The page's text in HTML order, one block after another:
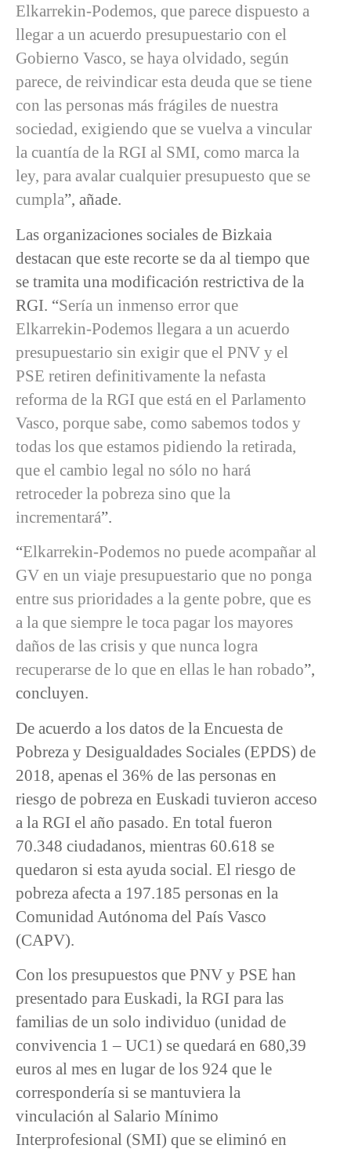
Elkarrekin-Podemos, que parece dispuesto a
llegar a un acuerdo presupuestario con el
Gobierno Vasco, se haya olvidado, según
parece, de reivindicar esta deuda que se tiene
con las personas más frágiles de nuestra
sociedad, exigiendo que se vuelva a vincular
la cuantía de la RGI al SMI, como marca la
ley, para avalar cualquier presupuesto que se
cumpla”, añade.
Las organizaciones sociales de Bizkaia
destacan que este recorte se da al tiempo que
se tramita una modificación restrictiva de la
RGI. “Sería un inmenso error que
Elkarrekin-Podemos llegara a un acuerdo
presupuestario sin exigir que el PNV y el
PSE retiren definitivamente la nefasta
reforma de la RGI que está en el Parlamento
Vasco, porque sabe, como sabemos todos y
todas los que estamos pidiendo la retirada,
que el cambio legal no sólo no hará
retroceder la pobreza sino que la
incrementará”.
“Elkarrekin-Podemos no puede acompañar al
GV en un viaje presupuestario que no ponga
entre sus prioridades a la gente pobre, que es
a la que siempre le toca pagar los mayores
daños de las crisis y que nunca logra
recuperarse de lo que en ellas le han robado”,
concluyen.
De acuerdo a los datos de la Encuesta de
Pobreza y Desigualdades Sociales (EPDS) de
2018, apenas el 36% de las personas en
riesgo de pobreza en Euskadi tuvieron acceso
a la RGI el año pasado. En total fueron
70.348 ciudadanos, mientras 60.618 se
quedaron si esta ayuda social. El riesgo de
pobreza afecta a 197.185 personas en la
Comunidad Autónoma del País Vasco
(CAPV).
Con los presupuestos que PNV y PSE han
presentado para Euskadi, la RGI para las
familias de un solo individuo (unidad de
convivencia 1 – UC1) se quedará en 680,39
euros al mes en lugar de los 924 que le
correspondería si se mantuviera la
vinculación al Salario Mínimo
Interprofesional (SMI) que se eliminó en